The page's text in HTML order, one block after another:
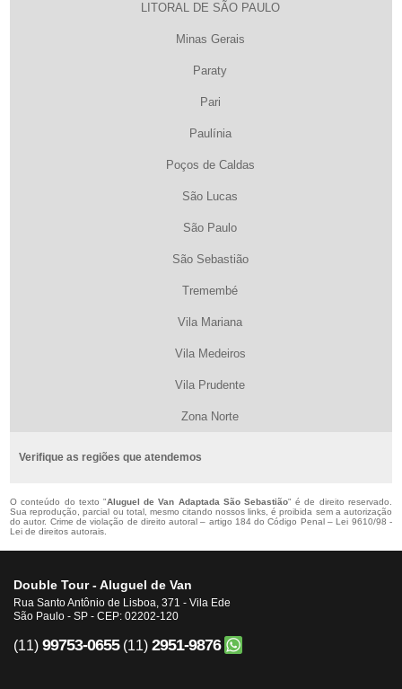
LITORAL DE SÃO PAULO
Minas Gerais
Paraty
Pari
Paulínia
Poços de Caldas
São Lucas
São Paulo
São Sebastião
Tremembé
Vila Mariana
Vila Medeiros
Vila Prudente
Zona Norte
Verifique as regiões que atendemos
O conteúdo do texto "Aluguel de Van Adaptada São Sebastião" é de direito reservado.
Sua reprodução, parcial ou total, mesmo citando nossos links, é proibida sem a autorização
do autor. Crime de violação de direito autoral – artigo 184 do Código Penal – Lei 9610/98 -
Lei de direitos autorais.
Double Tour - Aluguel de Van
Rua Santo Antônio de Lisboa, 371 - Vila Ede
São Paulo - SP - CEP: 02202-120
(11) 99753-0655 (11) 2951-9876